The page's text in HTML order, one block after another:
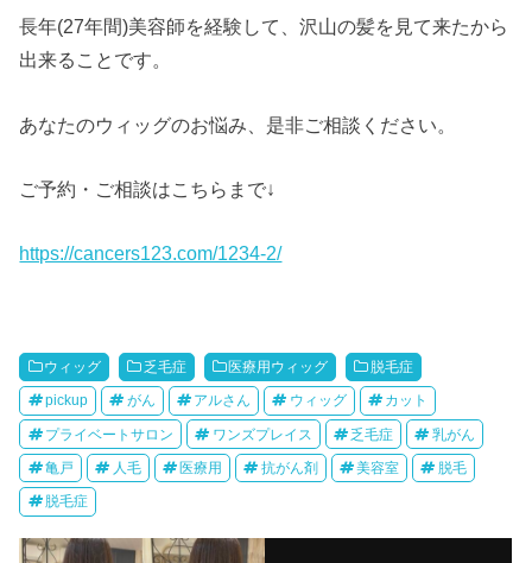
長年(27年間)美容師を経験して、沢山の髪を見て来たから
出来ることです。
あなたのウィッグのお悩み、是非ご相談ください。
ご予約・ご相談はこちらまで↓
https://cancers123.com/1234-2/
ウィッグ 乏毛症 医療用ウィッグ 脱毛症
pickup がん アルさん ウィッグ カット
プライベートサロン ワンズプレイス 乏毛症 乳がん
亀戸 人毛 医療用 抗がん剤 美容室 脱毛
脱毛症